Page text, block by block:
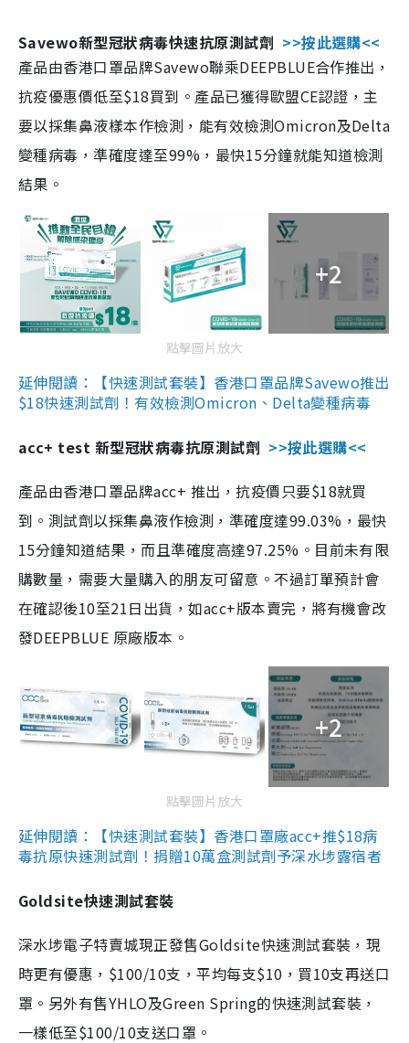
Savewo新型冠狀病毒快速抗原測試劑 >>按此選購<<
產品由香港口罩品牌Savewo聯乘DEEPBLUE合作推出，
抗疫優惠價低至$18買到。產品已獲得歐盟CE認證，主
要以採集鼻液樣本作檢測，能有效檢測Omicron及Delta
變種病毒，準確度達至99%，最快15分鐘就能知道檢測
結果。
+2
點擊圖片放大
延伸閱讀：【快速測試套裝】香港口罩品牌Savewo推出
$18快速測試劑！有效檢測Omicron、Delta變種病毒
acc+ test 新型冠狀病毒抗原測試劑 >>按此選購<<
產品由香港口罩品牌acc+ 推出，抗疫價只要$18就買
到。測試劑以採集鼻液作檢測，準確度達99.03%，最快
15分鐘知道結果，而且準確度高達97.25%。目前未有限
購數量，需要大量購入的朋友可留意。不過訂單預計會
在確認後10至21日出貨，如acc+版本賣完，將有機會改
發DEEPBLUE 原廠版本。
+2
點擊圖片放大
延伸閱讀：【快速測試套裝】香港口罩廠acc+推$18病
毒抗原快速測試劑！捐贈10萬盒測試劑予深水埗露宿者
Goldsite快速測試套裝
深水埗電子特賣城現正發售Goldsite快速測試套裝，現
時更有優惠，$100/10支，平均每支$10，買10支再送口
罩。另外有售YHLO及Green Spring的快速測試套裝，
一樣低至$100/10支送口罩。